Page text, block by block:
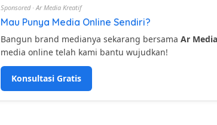
Sponsored · Ar Media Kreatif
Mau Punya Media Online Sendiri?
Bangun brand medianya sekarang bersama Ar
media online telah kami bantu wujudkan!
Konsultasi Gratis